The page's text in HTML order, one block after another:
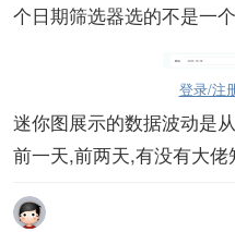
个日期筛选器选的不是一
登录/注
迷你图展示的数据波动是
前一天,前两天,有没有大佬